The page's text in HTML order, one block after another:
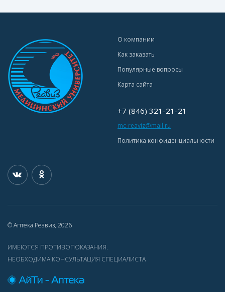
О компании
Как заказать
Популярные вопросы
Карта сайта
+7 (846) 321-21-21
mc-reaviz@mail.ru
Политика конфиденциальности
© Аптека Реавиз, 2026
ИМЕЮТСЯ ПРОТИВОПОКАЗАНИЯ.
НЕОБХОДИМА КОНСУЛЬТАЦИЯ СПЕЦИАЛИСТА